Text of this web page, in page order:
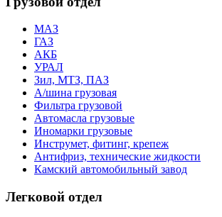
МАЗ
ГАЗ
АКБ
УРАЛ
Зил, МТЗ, ПАЗ
А/шина грузовая
Фильтра грузовой
Автомасла грузовые
Иномарки грузовые
Инструмет, фитинг, крепеж
Антифриз, технические жидкости
Камский автомобильный завод
Легковой отдел